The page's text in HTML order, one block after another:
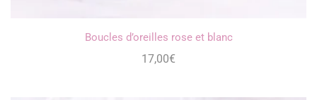
Boucles d’oreilles rose et blanc
17,00€